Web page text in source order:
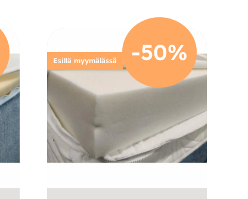
-50%
Esillä myymälässä